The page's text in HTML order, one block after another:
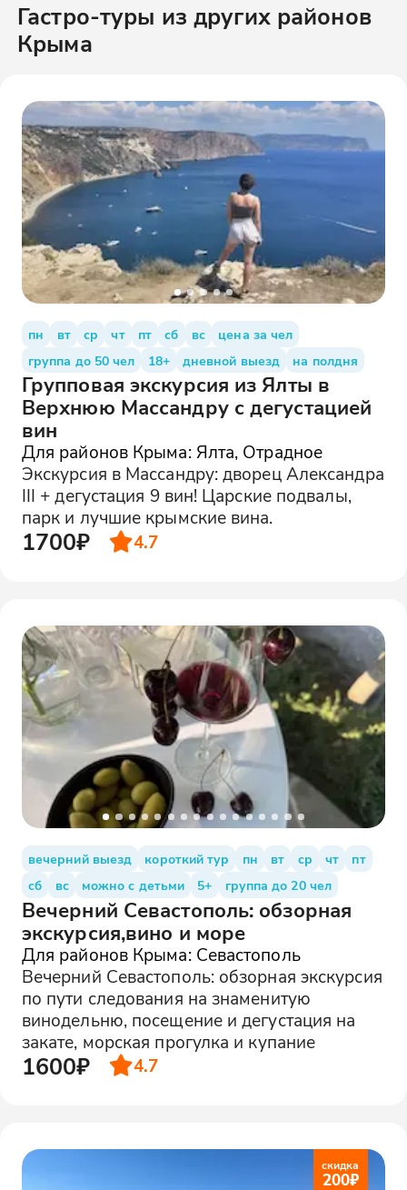
Гастро-туры из других районов
Крыма
пн вт ср чт пт сб вс
цена за чел
группа до 50 чел
18+ дневной выезд на полдня
Групповая экскурсия из Ялты в
Верхнюю Массандру с дегустацией
вин
Для районов Крыма: Ялта, Отрадное
Экскурсия в Массандру: дворец Александра
III + дегустация 9 вин! Царские подвалы,
парк и лучшие крымские вина.
1700₽ 4.7
вечерний выезд короткий тур пн вт ср чт
пт
сб
вс можно с детьми 5+ группа до 20 чел
Вечерний Севастополь: обзорная
экскурсия,вино и море
Для районов Крыма: Севастополь
Вечерний Севастополь: обзорная экскурсия
по пути следования на знаменитую
винодельню, посещение и дегустация на
закате, морская прогулка и купание
1600₽ 4.7
скидка
200₽